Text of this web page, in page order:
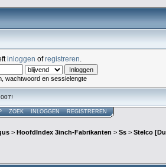
inloggen ofregistreren
wachtwoord en sessielengte
ZOEK INLOGGEN REGISTREREN
> HoofdIndex 3inch-Fabrikanten > Ss > Stelco